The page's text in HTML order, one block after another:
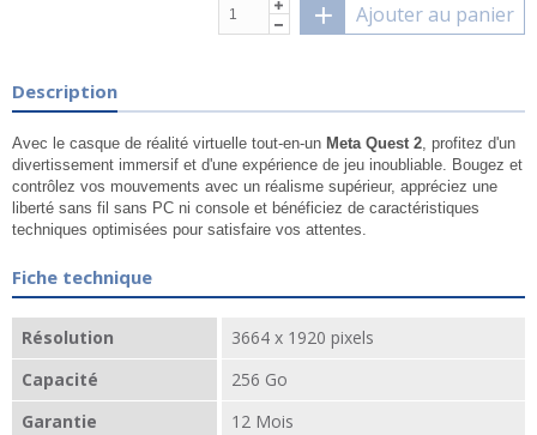
Ajouter au panier
Description
Avec le casque de réalité virtuelle tout-en-un Meta Quest 2, profitez d'un
divertissement immersif et d'une expérience de jeu inoubliable. Bougez et
contrôlez vos mouvements avec un réalisme supérieur, appréciez une
liberté sans fil sans PC ni console et bénéficiez de caractéristiques
techniques optimisées pour satisfaire vos attentes.
Fiche technique
Résolution
3664 x 1920 pixels
Capacité
256 Go
Garantie
12 Mois